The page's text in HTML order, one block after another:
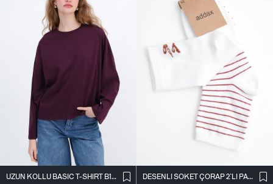
UZUN KOLLU BASIC T-SHIRT B10571
DESENLI SOKET ÇORAP 2`LI PAKET ÇRP3014